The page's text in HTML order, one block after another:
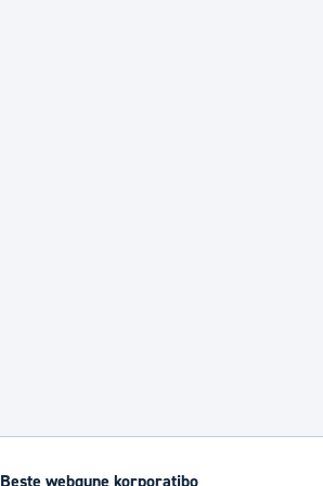
Beste webgune korporatibo